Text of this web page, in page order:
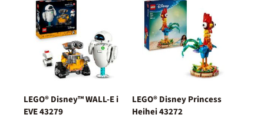
LEGO® Disney™ WALL-E i
EVE 43279
LEGO® Disney Princess
Heihei 43272